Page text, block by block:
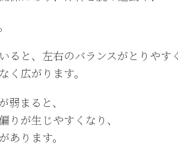
ると、左右のバランスがとりやす
く広がります。
まると、
りが生じやすくなり、
あります。